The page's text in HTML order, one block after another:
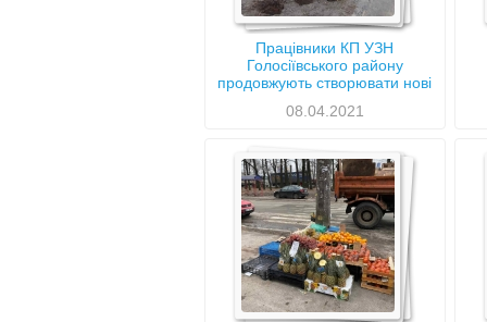
Працівники КП УЗН
Голосіївського району
продовжують створювати нові
висадка дерев
08.04.2021